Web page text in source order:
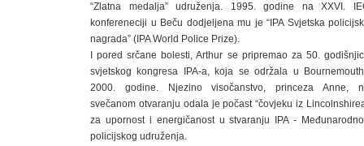
“Zlatna medalja” udruženja. 1995. godine na XXVI.
konfereneciji u Beču dodjeljena mu je “IPA Svjetska
nagrada” (IPA World Police Prize).
I pored srčane bolesti, Arthur se pripremao za 50.
svjetskog kongresa IPA-a, koja se održala u
2000. godine. Njezino visočanstvo, princeza Anne,
svečanom otvaranju odala je počast “čovjeku iz
za upornost i energičanost u stvaranju IPA -
policijskog udruženja.